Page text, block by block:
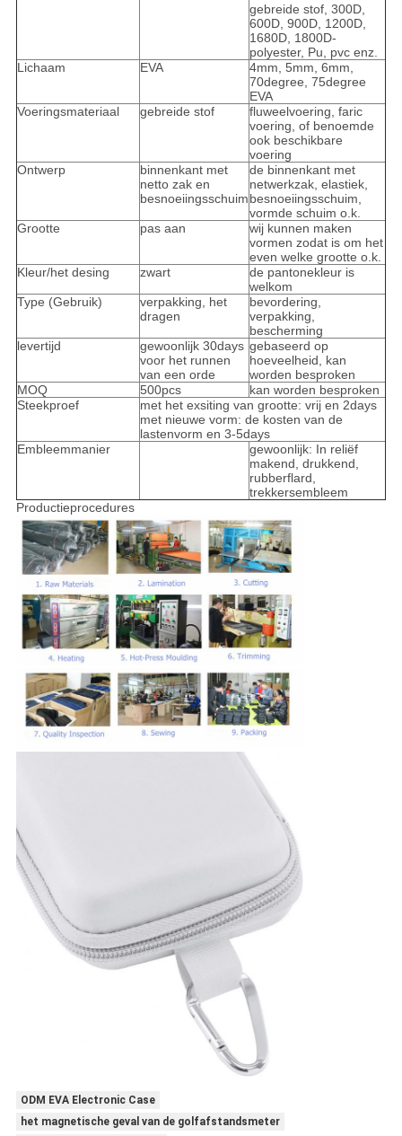
gebreide stof, 300D,
600D, 900D, 1200D,
1680D, 1800D-
polyester, Pu, pvc enz.
Lichaam
EVA
4mm, 5mm, 6mm,
70degree, 75degree
EVA
Voeringsmateriaal
gebreide stof
fluweelvoering, faric
voering, of benoemde
ook beschikbare
voering
Ontwerp
binnenkant met
netto zak en
besnoeiingsschuim
de binnenkant met
netwerkzak, elastiek,
besnoeiingsschuim,
vormde schuim o.k.
Grootte
pas aan
wij kunnen maken
vormen zodat is om het
even welke grootte o.k.
Kleur/het desing
zwart
de pantonekleur is
welkom
Type (Gebruik)
verpakking, het
dragen
bevordering,
verpakking,
bescherming
levertijd
gewoonlijk 30days
voor het runnen
van een orde
gebaseerd op
hoeveelheid, kan
worden besproken
MOQ
500pcs
kan worden besproken
Steekproef
met het exsiting van grootte: vrij en 2days
met nieuwe vorm: de kosten van de
lastenvorm en 3-5days
Embleemmanier
gewoonlijk: In reliëf
makend, drukkend,
rubberflard,
trekkersembleem
Productieprocedures
ODM EVA Electronic Case
het magnetische geval van de golfafstandsmeter